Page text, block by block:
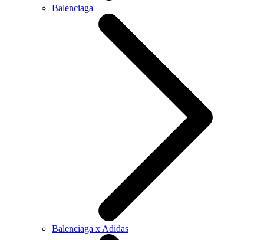
Balenciaga
Balenciaga x Adidas